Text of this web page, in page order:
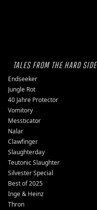
TALES FROM THE HARD SIDE
Endseeker
Jungle Rot
40 Jahre Protector
Vomitory
Messticator
Nalar
Clawfinger
Slaughterday
Teutonic Slaughter
Silvester Special
Best of 2025
Inge & Heinz
Thron